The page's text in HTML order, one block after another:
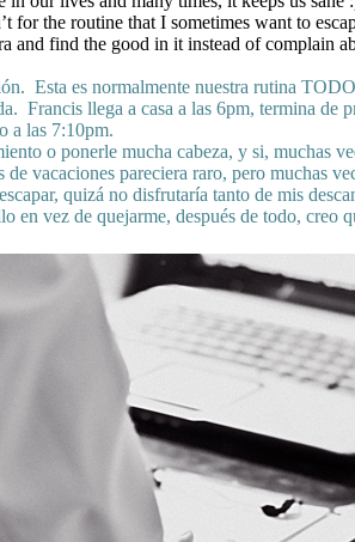
the routine that I sometimes want to
find the good in it instead of complain
Esta es normalmente nuestra rutina
llega a casa a las 6pm, termina de
a las 7:10pm.
o ponerle mucha cabeza, y si, muchas
vacaciones pareciera raro, pero muchas
quizá no disfrutaría tanto de mis
vez de quejarme, después de todo, creo